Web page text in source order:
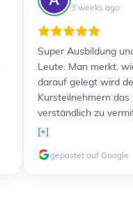
3 weeks ago
Super Ausbildung
Leute. Man merkt, wie viel Wert
darauf gelegt wird
Kursteilnehmern
verständlich zu
sogar
nachdem etwas
[+]
gepostet auf Google